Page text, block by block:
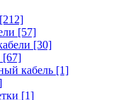
[212]
[57]
[30]
[67]
кабель [1]
[1]